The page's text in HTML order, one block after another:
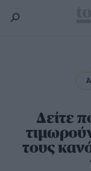
Εκπαίδευση
Lifestyle
Διατροφή
Εκπαίδευση
Άλλα κατοικίδια
Υγεία
Δείτε
τους